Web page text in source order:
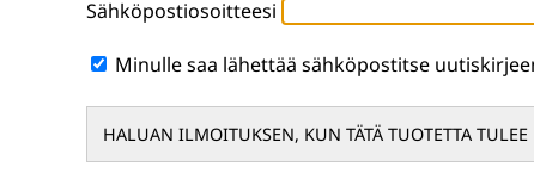
Sähköpostiosoitteesi
Minulle saa lähettää sähköpostitse